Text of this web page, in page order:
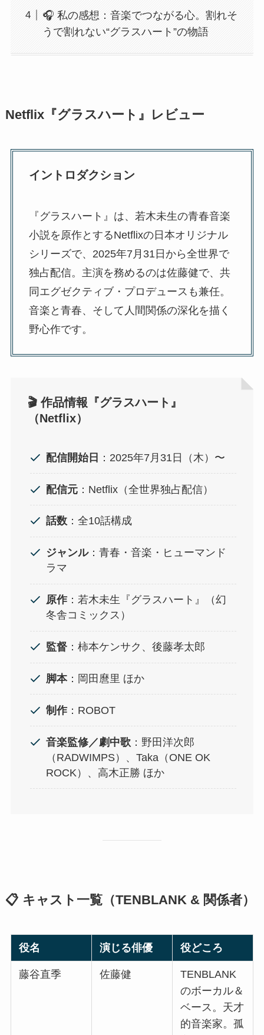
🎧 私の感想：音楽でつながる心。割れそ
うで割れない“グラスハート”の物語
Netflix『グラスハート』レビュー
イントロダクション
『グラスハート』は、若木未生の青春音楽
小説を原作とするNetflixの日本オリジナル
シリーズで、2025年7月31日から全世界で
独占配信。主演を務めるのは佐藤健で、共
同エグゼクティブ・プロデュースも兼任。
音楽と青春、そして人間関係の深化を描く
野心作です。
🎬 作品情報『グラスハート』
（Netflix）
配信開始日 ：2025年7月31日（木）〜
配信元 ：Netflix（全世界独占配信）
話数 ：全10話構成
ジャンル：青春・音楽・ヒューマンド
ラマ
原作 ：若木未生『グラスハート』（幻
冬舎コミックス）
監督 ：柿本ケンサク、後藤孝太郎
脚本：岡田麿里 ほか
制作 ：ROBOT
音楽監修／劇中歌 ：野田洋次郎
（RADWIMPS）、Taka（ONE OK
ROCK）、高木正勝 ほか
📋 キャスト一覧（TENBLANK & 関係者）
役名 演じる俳優 役どころ
藤谷直季 佐藤健
TENBLANK
のボーカル＆
ベース。天才
的音楽家。孤